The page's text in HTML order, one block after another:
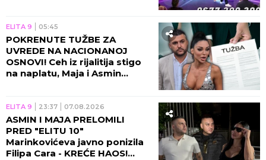
ELITA 9 05:45
POKRENUTE TUŽBE ZA
UVREDE NA NACIONANOJ
OSNOVI! Ceh iz rijalitija stigo
na naplatu, Maja i Asmin
ELITA 9 23:37 07.08.2026
ASMIN I MAJA PRELOMILI
PRED "ELITU 10"
Marinkovićeva javno ponizila
Filipa Cara - KREĆE HAOS!